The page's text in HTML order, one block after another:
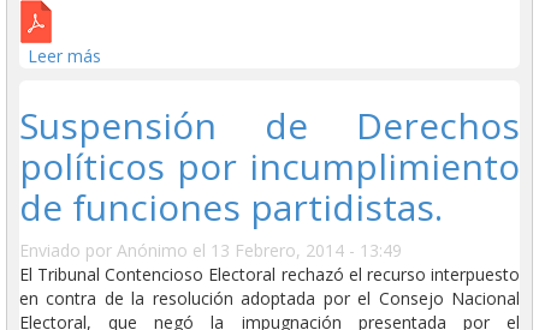
Leer más
Suspensión de Derechos
políticos por incumplimiento
de funciones partidistas.
Enviado por Anónimo el 13 Febrero, 2014 - 13:49
El Tribunal Contencioso Electoral rechazó el recurso interpuesto
en contra de la resolución adoptada por el Consejo Nacional
Electoral, que negó la impugnación presentada por el